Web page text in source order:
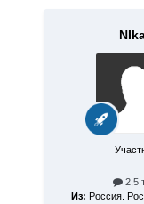
2,5
Из: Россия.